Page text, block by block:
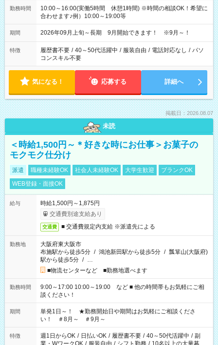
勤務時間
10:00～16:00(実働5時間 休憩1時間) ※時間の相談OK！希望に
合わせます♪例）10:00～19:00等
期間 2026年09月上旬～長期 9月開始できます！ ※9月～！
特徴 履歴書不要 / 40～50代活躍中 / 服装自由 / 電話対応なし / パソ
コンスキル不要
気になる！ 応募する 詳細へ
掲載日：2026.08.07
未読
＜時給1,500円～＊好きな時にお仕事＞お菓子の
モクモク仕分け
派遣 職種未経験OK 社会人未経験OK 大学生歓迎
ブランクOK
WEB登録・面接OK
給与
時給1,500円～1,875円
交通費別途支給あり
交通費 ■ 交通費規定内支給 ※派遣先による
勤務地
大阪府東大阪市
布施駅から徒歩5分 / 鴻池新田駅から徒歩5分 / 瓢箪山(大阪府)
駅から徒歩5分 / …
■物流センターなど ■勤務地選べます
勤務時間
9:00～17:00 10:00～19:00 など ■ 他の時間帯もお気軽にご相
談ください！
期間
単発1日～！ ★勤務開始日や期間はお気軽にご相談くださ
い！ ＃8月～ ＃9月～
特徴 週1日からOK / 日払いOK / 履歴書不要 / 40～50代活躍中 / 副
業・WワークOK / 服装自由 / シフト勤務 / 10名以上の大量募